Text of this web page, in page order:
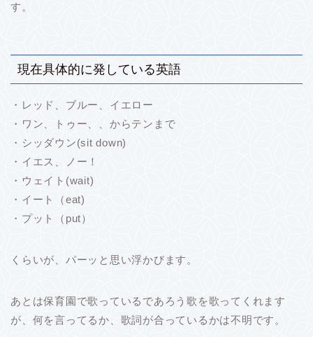
す。
現在具体的に発している英語
・レッド、ブルー、イエロー
・ワン、トゥー、、からテンまで
・シッダウン(sit down)
・イエス、ノー！
・ウェイト(wait)
・イート（eat)
・プット（put）
くらいが、パーッと思い浮かびます。
あとは保育園で歌っているであろう歌を歌ってくれます
が、何を言ってるか、歌詞が合っているかは不明です。